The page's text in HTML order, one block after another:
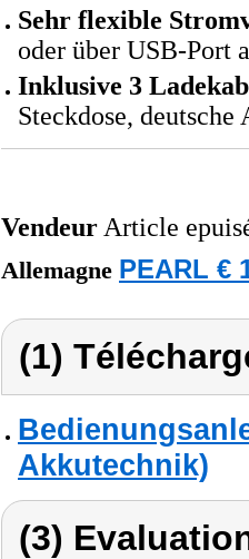
Sehr flexible
oder über USB-Port
Inklusive 3
Steckdose, deutsche
Vendeur Article
Allemagne PEARL €
(1)
Akkutechnik)
(3)